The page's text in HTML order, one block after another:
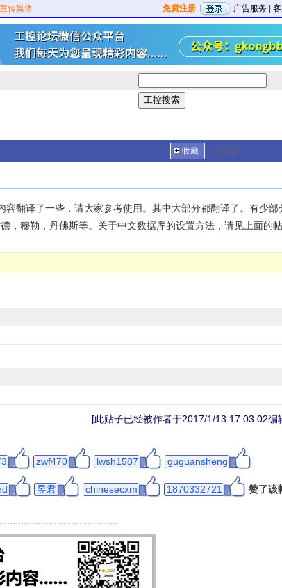
传媒体 免费注册 广告服务
收藏 分享到
翻译了一些，请大家参考使用。其中大部分都翻译了。有少部
，穆勒，丹佛斯等。关于中文数据库的设置方法，请见上面的帖
[此贴子已经被作者于2017/1/13 17:03:02编
zwf470 lwsh1587 guguansheng
昱君 chinesecxm 1870332721 赞了该